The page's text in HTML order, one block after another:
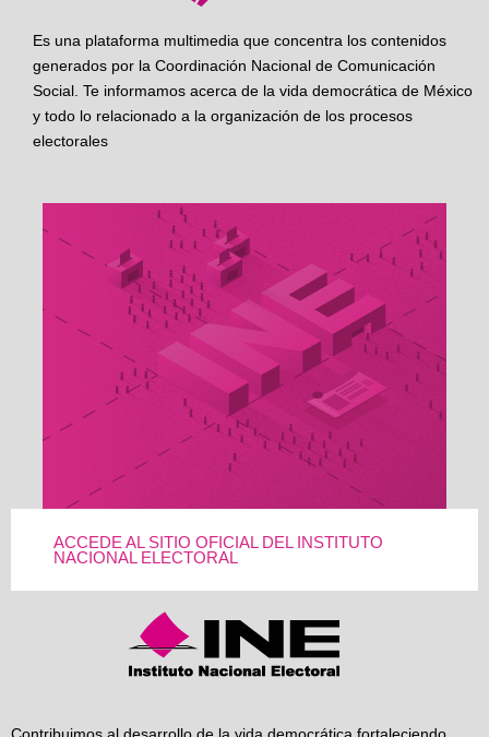
Es una plataforma multimedia que concentra los contenidos
generados por la Coordinación Nacional de Comunicación
Social. Te informamos acerca de la vida democrática de México
y todo lo relacionado a la organización de los procesos
electorales
ACCEDE AL SITIO OFICIAL DEL INSTITUTO
NACIONAL ELECTORAL